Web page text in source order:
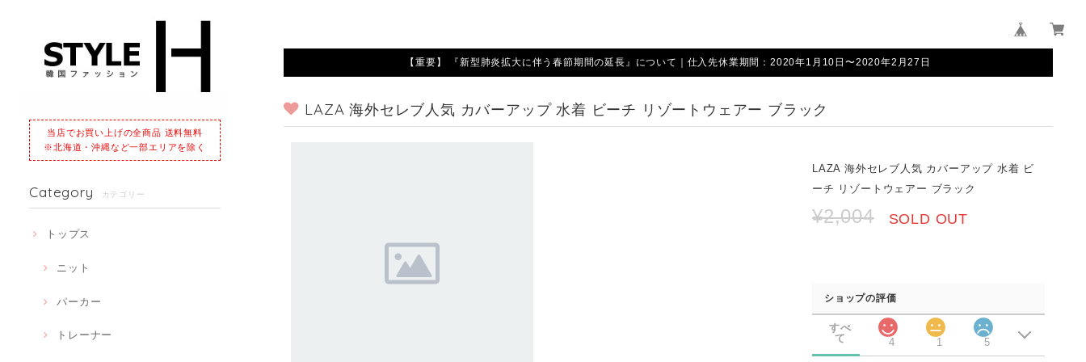
当店でお買い上げの全商品 送料無料
※北海道・沖縄など一部エリアを除く
Category カテゴリー
トップス
ニット
パーカー
トレーナー
【重要】 『新型肺炎拡大に伴う春節期間の延長』について｜仕入先休業期間：2020年1月10日〜2020年2月27日
LAZA 海外セレブ人気 カバーアップ 水着 ビーチ リゾートウェアー ブラック
LAZA 海外セレブ人気 カバーアップ 水着 ビ
ーチ リゾートウェアー ブラック
¥2,004 SOLD OUT
ショップの評価
すべ
て
4 1 5